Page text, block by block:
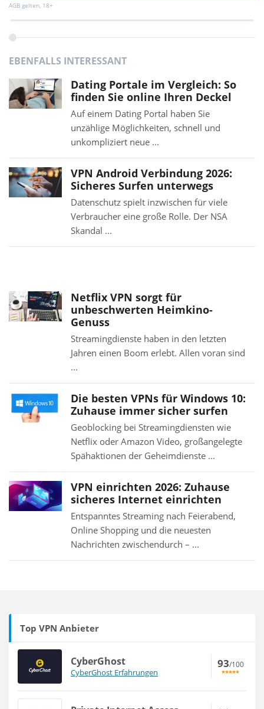
AGB gelten, 18+
EBENFALLS INTERESSANT
Dating Portale im Vergleich: So
finden Sie online Ihren Deckel
Auf einem Dating Portal haben Sie
unzählige Möglichkeiten, schnell und
unkompliziert neue ...
VPN Android Verbindung 2026:
Sicheres Surfen unterwegs
Datenschutz spielt inzwischen für viele
Verbraucher eine große Rolle. Der NSA
Skandal ...
Netflix VPN sorgt für
unbeschwerten Heimkino-
Genuss
Streamingdienste haben in den letzten
Jahren einen Boom erlebt. Allen voran sind
...
Die besten VPNs für Windows 10:
Zuhause immer sicher surfen
Geoblocking bei Streamingdiensten wie
Netflix oder Amazon Video, großangelegte
Spähaktionen der Geheimdienste ...
VPN einrichten 2026: Zuhause
sicheres Internet einrichten
Entspanntes Streaming nach Feierabend,
Online Shopping und die neuesten
Nachrichten zwischendurch – ...
Top VPN Anbieter
CyberGhost
CyberGhost Erfahrungen
93/100